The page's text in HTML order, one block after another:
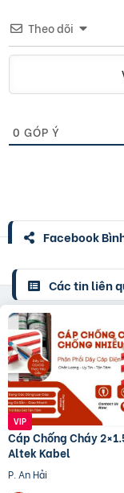
Theo dõi
0 GÓP Ý
Facebook
Các tin liên
Cáp Chống Cháy
Altek Kabel
P. An Hải